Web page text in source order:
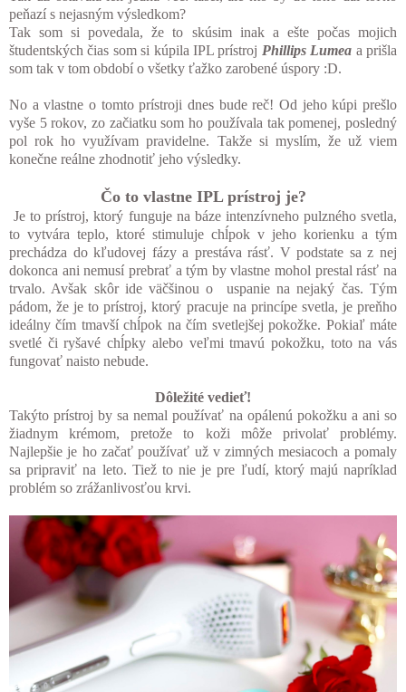
peňazí s nejasným výsledkom?
Tak som si povedala, že to skúsim inak a ešte počas mojich
študentských čias som si kúpila IPL prístroj Phillips Lumea a prišla
som tak v tom období o všetky ťažko zarobené úspory :D.
No a vlastne o tomto prístroji dnes bude reč! Od jeho kúpi prešlo
vyše 5 rokov, zo začiatku som ho používala tak pomenej, posledný
pol rok ho využívam pravidelne. Takže si myslím, že už viem
konečne reálne zhodnotiť jeho výsledky.
Čo to vlastne IPL prístroj je?
Je to prístroj, ktorý funguje na báze intenzívneho pulzného svetla,
to vytvára teplo, ktoré stimuluje chĺpok v jeho korienku a tým
prechádza do kľudovej fázy a prestáva rásť. V podstate sa z nej
dokonca ani nemusí prebrať a tým by vlastne mohol prestal rásť na
trvalo. Avšak skôr ide väčšinou o uspanie na nejaký čas. Tým
pádom, že je to prístroj, ktorý pracuje na princípe svetla, je preňho
ideálny čím tmavší chĺpok na čím svetlejšej pokožke. Pokiaľ máte
svetlé či ryšavé chĺpky alebo veľmi tmavú pokožku, toto na vás
fungovať naisto nebude.
Dôležité vedieť!
Takýto prístroj by sa nemal používať na opálenú pokožku a ani so
žiadnym krémom, pretože to koži môže privolať problémy.
Najlepšie je ho začať používať už v zimných mesiacoch a pomaly
sa pripraviť na leto. Tiež to nie je pre ľudí, ktorý majú napríklad
problém so zrážanlivosťou krvi.